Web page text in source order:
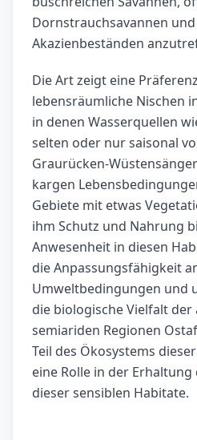
Dornstrauchsavannen
Akazienbeständen
Die Art zeigt eine
lebensräumliche Nischen
in denen Wasserquellen
selten oder nur saisonal
Graurücken-
kargen
Gebiete mit etwas
ihm Schutz und Nahrung
Anwesenheit in diesen
die Anpassungsfähigkeit
Umweltbedingungen und
die biologische Vielfalt der
semiariden Regionen
Teil des Ökosystems
eine Rolle in der
dieser sensiblen Habitate.